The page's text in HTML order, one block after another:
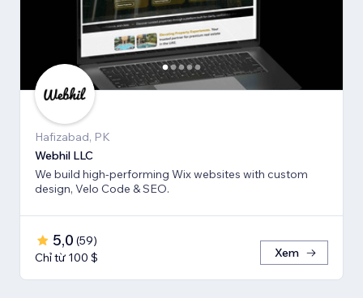
Hafizabad, PK
Webhil LLC
We build high-performing Wix websites with custom
design, Velo Code & SEO.
5,0 (59)
Chỉ từ 100 $
Xem